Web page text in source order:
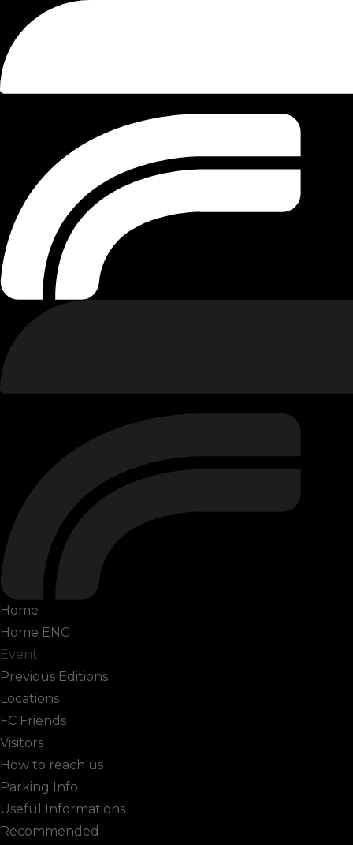
Home
Home ENG
Event
Previous Editions
Locations
FC Friends
Visitors
How to reach us
Parking Info
Useful Informations
Recommended